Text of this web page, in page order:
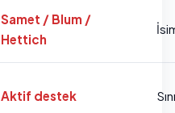
Samet / Blum /
Hettich
Aktif destek